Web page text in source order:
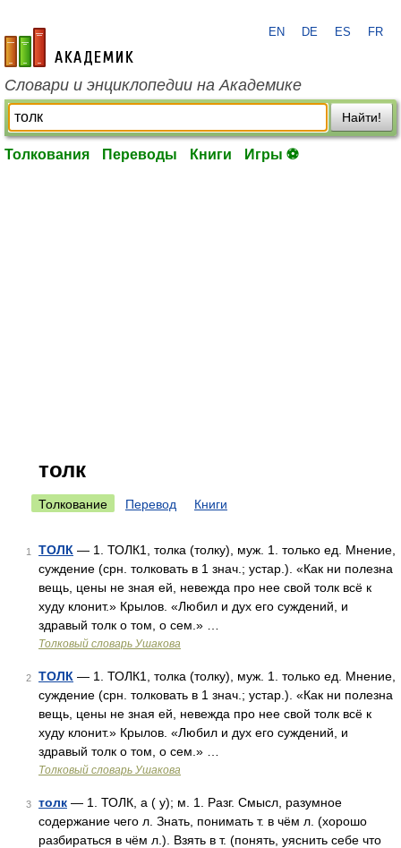
academic.ru
EN DE ES FR
Словари и энциклопедии на Академике
Найти!
Толкования Переводы Книги Игры ⚽
толк
Толкование Перевод Книги
1 ТОЛК — 1. ТОЛК1, толка (толку), муж. 1. только ед. Мнение,
суждение (срн. толковать в 1 знач.; устар.). «Как ни полезна
вещь, цены не зная ей, невежда про нее свой толк всё к
худу клонит.» Крылов. «Любил и дух его суждений, и
здравый толк о том, о сем.» …
Толковый словарь Ушакова
2 ТОЛК — 1. ТОЛК1, толка (толку), муж. 1. только ед. Мнение,
суждение (срн. толковать в 1 знач.; устар.). «Как ни полезна
вещь, цены не зная ей, невежда про нее свой толк всё к
худу клонит.» Крылов. «Любил и дух его суждений, и
здравый толк о том, о сем.» …
Толковый словарь Ушакова
3 толк — 1. ТОЛК, а ( у); м. 1. Разг. Смысл, разумное
содержание чего л. Знать, понимать т. в чём л. (хорошо
разбираться в чём л.). Взять в т. (понять, уяснить себе что